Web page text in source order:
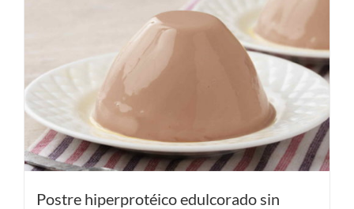
Postre hiperprotéico edulcorado sin